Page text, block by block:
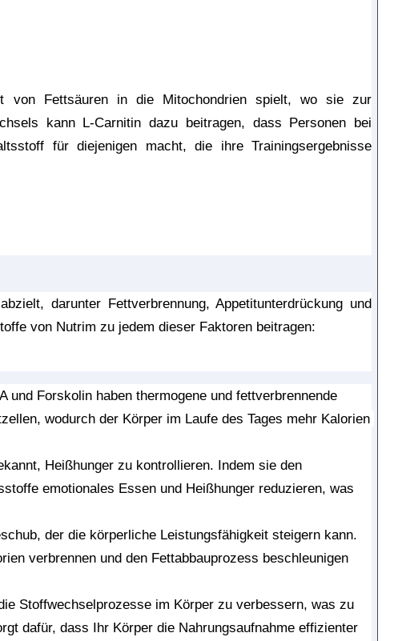
von Fettsäuren in die Mitochondrien spielt, wo sie zur
kann L-Carnitin dazu beitragen, dass Personen bei
für diejenigen macht, die ihre Trainingsergebnisse
darunter Fettverbrennung, Appetitunterdrückung und
von Nutrim zu jedem dieser Faktoren beitragen:
Forskolin haben thermogene und fettverbrennende
wodurch der Körper im Laufe des Tages mehr Kalorien
Heißhunger zu kontrollieren. Indem sie den
emotionales Essen und Heißhunger reduzieren, was
der die körperliche Leistungsfähigkeit steigern kann.
verbrennen und den Fettabbauprozess beschleunigen
Stoffwechselprozesse im Körper zu verbessern, was zu
dafür, dass Ihr Körper die Nahrungsaufnahme effizienter